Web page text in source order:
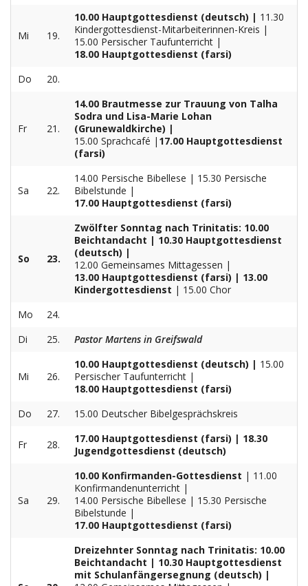
Mi 19.
10.00 Hauptgottesdienst (deutsch) | 11.30
Kindergottesdienst-Mitarbeiterinnen-Kreis |
15.00 Persischer Taufunterricht |
18.00 Hauptgottesdienst (farsi)
Do
20.
Fr 21.
14.00 Brautmesse zur Trauung von Talha
Sodra und Lisa-Marie Lohan
(Grunewaldkirche) |
15.00 Sprachcafé | 17.00 Hauptgottesdienst
(farsi)
Sa 22.
14.00 Persische Bibellese | 15.30 Persische
Bibelstunde |
17.00 Hauptgottesdienst (farsi)
So 23.
Zwölfter Sonntag nach Trinitatis: 10.00
Beichtandacht | 10.30 Hauptgottesdienst
(deutsch) |
12.00 Gemeinsames Mittagessen |
13.00 Hauptgottesdienst (farsi) | 13.00
Kindergottesdienst | 15.00 Chor
Mo
24.
Di
25. Pastor Martens in Greifswald
Mi 26.
10.00 Hauptgottesdienst (deutsch) | 15.00
Persischer Taufunterricht |
18.00 Hauptgottesdienst (farsi)
Do
27. 15.00 Deutscher Bibelgesprächskreis
Fr 28.
17.00 Hauptgottesdienst (farsi) | 18.30
Jugendgottesdienst (deutsch)
Sa 29.
10.00 Konfirmanden-Gottesdienst | 11.00
Konfirmandenunterricht |
14.00 Persische Bibellese | 15.30 Persische
Bibelstunde |
17.00 Hauptgottesdienst (farsi)
Dreizehnter Sonntag nach Trinitatis: 10.00
Beichtandacht | 10.30 Hauptgottesdienst
mit Schulanfängersegnung (deutsch) |